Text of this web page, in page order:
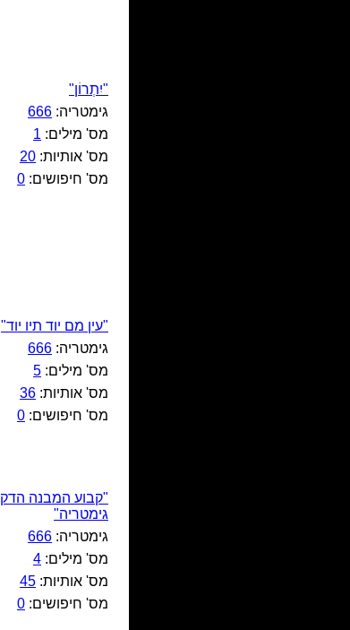
"יִתְרוֹן"
גימטריה: 666
מס' מילים: 1
מס' אותיות: 20
מס' חיפושים: 0
"עין מם יוד תיו יוד"
גימטריה: 666
מס' מילים: 5
מס' אותיות: 36
מס' חיפושים: 0
"קבוע המבנה הדק
גימטריה"
גימטריה: 666
מס' מילים: 4
מס' אותיות: 45
מס' חיפושים: 0